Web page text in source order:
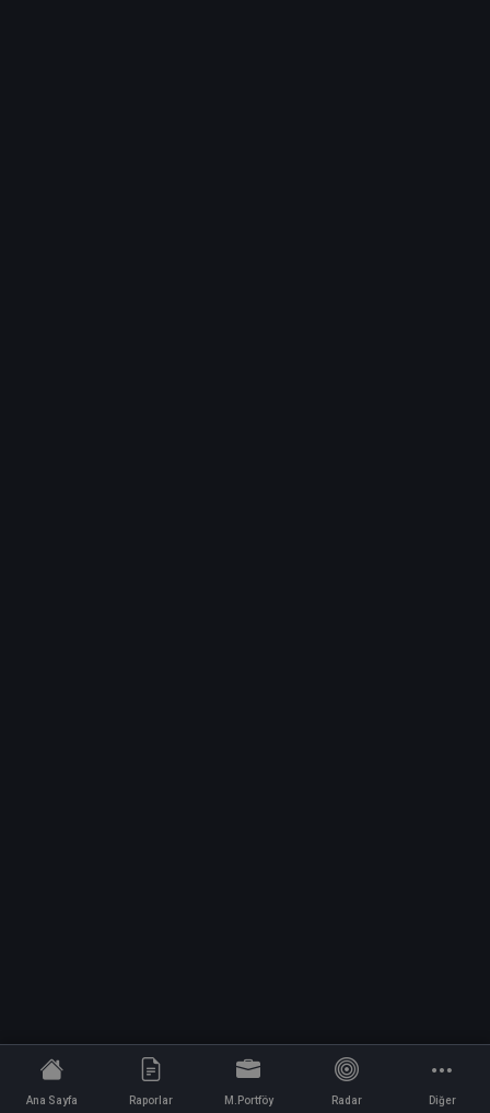
Ana Sayfa Raporlar M.Portföy Radar Diğer